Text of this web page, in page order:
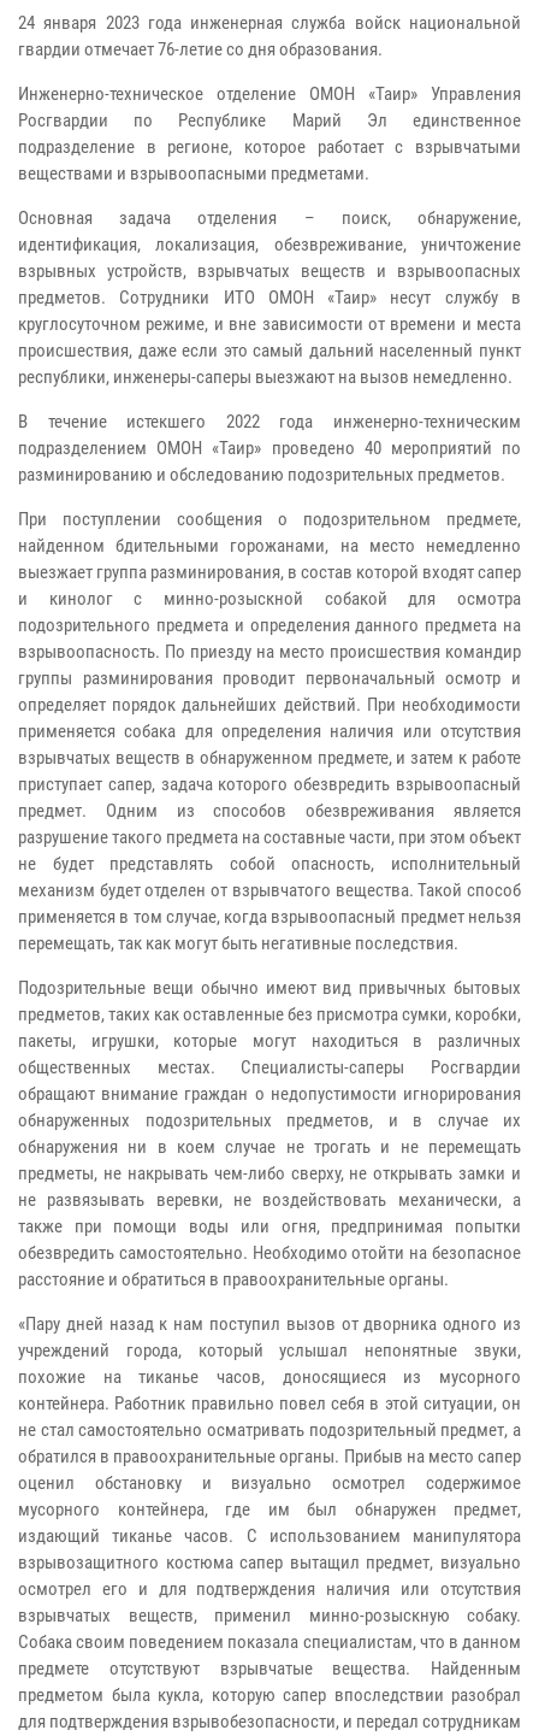
24 января 2023 года инженерная служба войск национальной
гвардии отмечает 76-летие со дня образования.
Инженерно-техническое отделение ОМОН «Таир» Управления
Росгвардии по Республике Марий Эл единственное
подразделение в регионе, которое работает с взрывчатыми
веществами и взрывоопасными предметами.
Основная задача отделения – поиск, обнаружение,
идентификация, локализация, обезвреживание, уничтожение
взрывных устройств, взрывчатых веществ и взрывоопасных
предметов. Сотрудники ИТО ОМОН «Таир» несут службу в
круглосуточном режиме, и вне зависимости от времени и места
происшествия, даже если это самый дальний населенный пункт
республики, инженеры-саперы выезжают на вызов немедленно.
В течение истекшего 2022 года инженерно-техническим
подразделением ОМОН «Таир» проведено 40 мероприятий по
разминированию и обследованию подозрительных предметов.
При поступлении сообщения о подозрительном предмете,
найденном бдительными горожанами, на место немедленно
выезжает группа разминирования, в состав которой входят сапер
и кинолог с минно-розыскной собакой для осмотра
подозрительного предмета и определения данного предмета на
взрывоопасность. По приезду на место происшествия командир
группы разминирования проводит первоначальный осмотр и
определяет порядок дальнейших действий. При необходимости
применяется собака для определения наличия или отсутствия
взрывчатых веществ в обнаруженном предмете, и затем к работе
приступает сапер, задача которого обезвредить взрывоопасный
предмет. Одним из способов обезвреживания является
разрушение такого предмета на составные части, при этом объект
не будет представлять собой опасность, исполнительный
механизм будет отделен от взрывчатого вещества. Такой способ
применяется в том случае, когда взрывоопасный предмет нельзя
перемещать, так как могут быть негативные последствия.
Подозрительные вещи обычно имеют вид привычных бытовых
предметов, таких как оставленные без присмотра сумки, коробки,
пакеты, игрушки, которые могут находиться в различных
общественных местах. Специалисты-саперы Росгвардии
обращают внимание граждан о недопустимости игнорирования
обнаруженных подозрительных предметов, и в случае их
обнаружения ни в коем случае не трогать и не перемещать
предметы, не накрывать чем-либо сверху, не открывать замки и
не развязывать веревки, не воздействовать механически, а
также при помощи воды или огня, предпринимая попытки
обезвредить самостоятельно. Необходимо отойти на безопасное
расстояние и обратиться в правоохранительные органы.
«Пару дней назад к нам поступил вызов от дворника одного из
учреждений города, который услышал непонятные звуки,
похожие на тиканье часов, доносящиеся из мусорного
контейнера. Работник правильно повел себя в этой ситуации, он
не стал самостоятельно осматривать подозрительный предмет, а
обратился в правоохранительные органы. Прибыв на место сапер
оценил обстановку и визуально осмотрел содержимое
мусорного контейнера, где им был обнаружен предмет,
издающий тиканье часов. С использованием манипулятора
взрывозащитного костюма сапер вытащил предмет, визуально
осмотрел его и для подтверждения наличия или отсутствия
взрывчатых веществ, применил минно-розыскную собаку.
Собака своим поведением показала специалистам, что в данном
предмете отсутствуют взрывчатые вещества. Найденным
предметом была кукла, которую сапер впоследствии разобрал
для подтверждения взрывобезопасности, и передал сотрудникам